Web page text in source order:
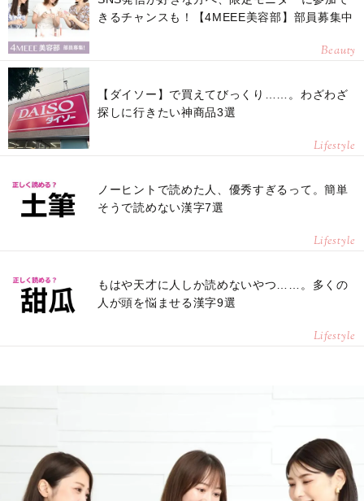
きるチャンスも！【4MEEE美容部】部員募集中
Beauty
【ダイソー】で買えてびっくり……。わざわざ
探しに行きたい神商品3選
Lifestyle
ノーヒントで読めた人、優秀すぎるって。簡単
そうで読めない漢字7選
Lifestyle
もはや天才に人しか読めないやつ……。多くの
人が頭を悩ませる漢字9選
Lifestyle